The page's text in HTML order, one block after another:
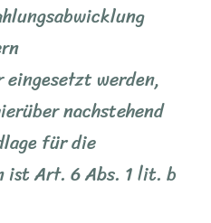
werden,
nachstehend
für die
ist Art. 6 Abs. 1 lit. b